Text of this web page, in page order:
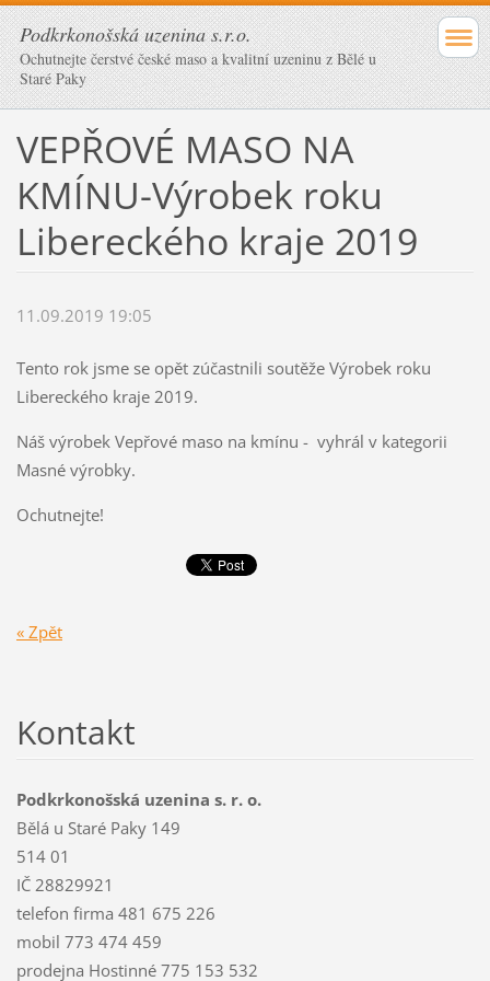
Podkrkonošská uzenina s.r.o.
Ochutnejte čerstvé české maso a kvalitní uzeninu z Bělé u
Staré Paky
VEPŘOVÉ MASO NA
KMÍNU-Výrobek roku
Libereckého kraje 2019
11.09.2019 19:05
Tento rok jsme se opět zúčastnili soutěže Výrobek roku
Libereckého kraje 2019.
Náš výrobek Vepřové maso na kmínu - vyhrál v kategorii
Masné výrobky.
Ochutnejte!
« Zpět
Kontakt
Podkrkonošská uzenina s. r. o.
Bělá u Staré Paky 149
514 01
IČ 28829921
telefon firma 481 675 226
mobil 773 474 459
prodejna Hostinné 775 153 532